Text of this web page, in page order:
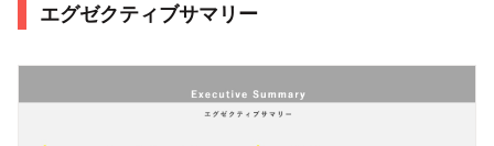
エグゼクティブサマリー